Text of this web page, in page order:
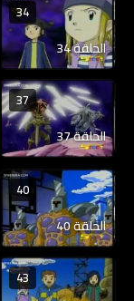
34
الحلقة 34
37
الحلقة 37
40
الحلقة 40
43